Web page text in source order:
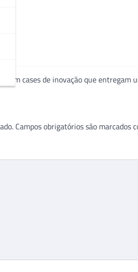
com cases de inovação que entregam
Campos obrigatórios são marcados